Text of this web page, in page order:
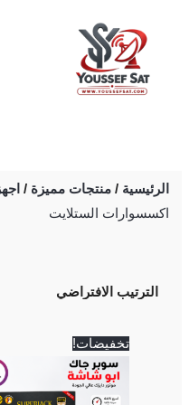
الرئيسية /منتجات مميزة /
اكسسوارات الستلايت
تخفيضات!
هو: